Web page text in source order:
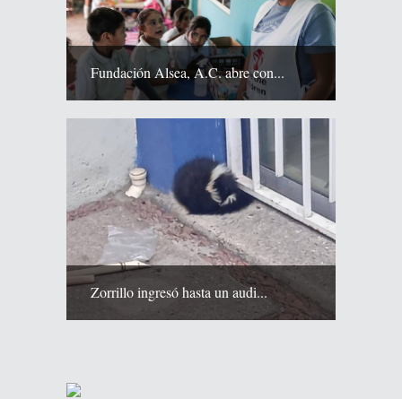
Fundación Alsea, A.C. abre con...
Zorrillo ingresó hasta un audi...